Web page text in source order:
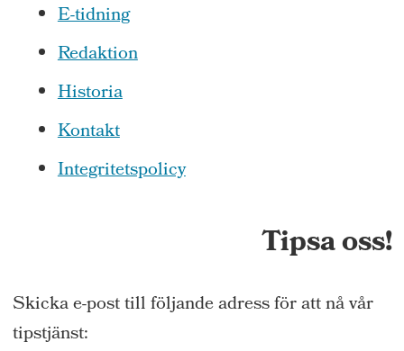
E-tidning
Redaktion
Historia
Kontakt
Integritetspolicy
Tipsa oss!
Skicka e-post till följande adress för att nå vår
tipstjänst: